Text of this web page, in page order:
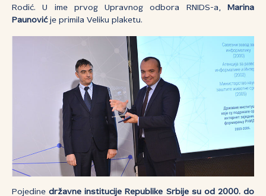
Rodić. U ime prvog Upravnog odbora RNIDS-a,
Marina
Paunović je primila Veliku plaketu.
Pojedinedržavne institucije Republike Srbije su od 2000. do